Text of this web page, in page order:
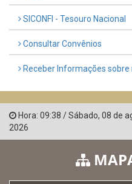
SICONFI - Tesouro Nacional
Consultar Convênios
Receber Informações sobre
Hora: 09:38 /Sábado, 08 de
2026